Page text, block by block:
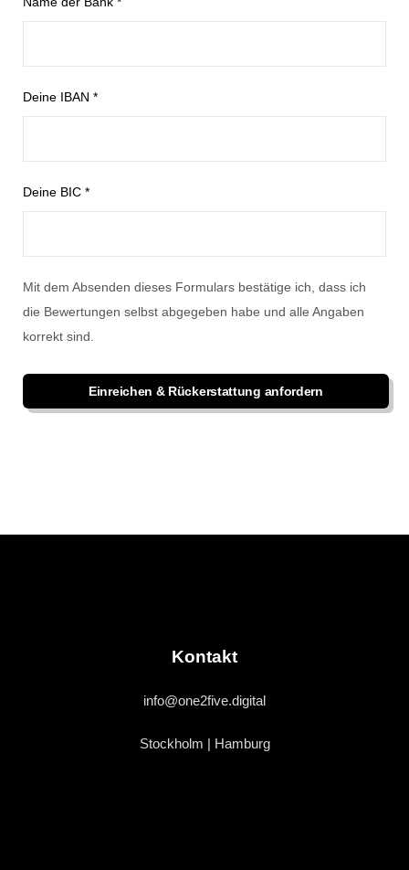
Deine IBAN *
Deine BIC *
Mit dem Absenden dieses Formulars bestätige ich, dass ich
die Bewertungen selbst abgegeben habe und alle Angaben
korrekt sind.
Kontakt
info@one2five.digital
Stockholm | Hamburg